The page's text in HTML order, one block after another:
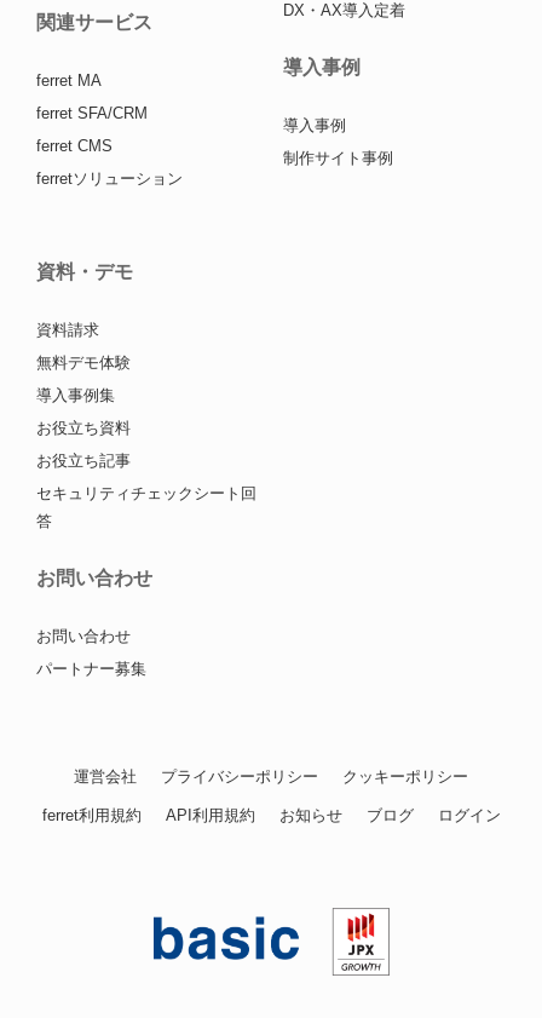
関連サービス
ferret MA
ferret SFA/CRM
ferret CMS
ferretソリューション
DX・AX導入定着
導入事例
導入事例
制作サイト事例
資料・デモ
資料請求
無料デモ体験
導入事例集
お役立ち資料
お役立ち記事
セキュリティチェックシート回
答
お問い合わせ
お問い合わせ
パートナー募集
運営会社 プライバシーポリシー クッキーポリシー
ferret利用規約 API利用規約 お知らせ ブログ ログイン